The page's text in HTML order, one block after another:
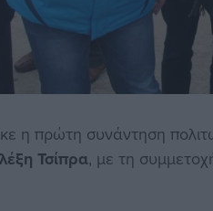
η πρώτη συνάντηση
Τσίπρα, με τη